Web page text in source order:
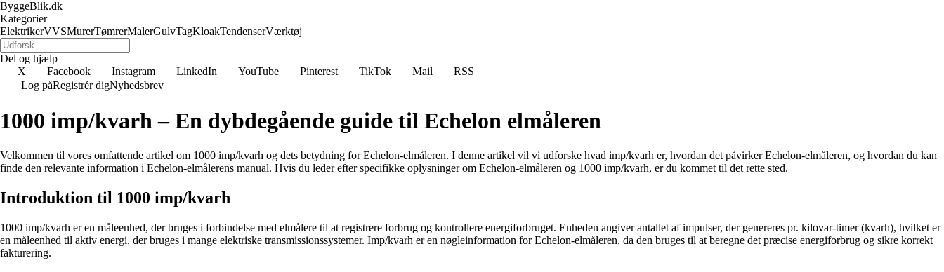
ByggeBlik.dk
Kategorier
ElektrikerVVSMurerTømrerMalerGulvTagKloakTendenserVærktøj
Del og hjælp
X
Facebook Instagram LinkedIn YouTube Pinterest TikTok Mail
RSS
Log påRegistrér digNyhedsbrev
1000 imp/kvarh – En dybdegående guide til Echelon elmåleren
Velkommen til vores omfattende artikel om 1000 imp/kvarh og dets betydning for Echelon-elmåleren. I denne artikel vil vi udforske hvad imp/kvarh er, hvordan det påvirker Echelon-elmåleren, og hvordan du kan
finde den relevante information i Echelon-elmålerens manual. Hvis du leder efter specifikke oplysninger om Echelon-elmåleren og 1000 imp/kvarh, er du kommet til det rette sted.
Introduktion til 1000 imp/kvarh
1000 imp/kvarh er en måleenhed, der bruges i forbindelse med elmålere til at registrere forbrug og kontrollere energiforbruget. Enheden angiver antallet af impulser, der genereres pr. kilovar-timer (kvarh), hvilket er
en måleenhed til aktiv energi, der bruges i mange elektriske transmissionssystemer. Imp/kvarh er en nøgleinformation for Echelon-elmåleren, da den bruges til at beregne det præcise energiforbrug og sikre korrekt
fakturering.